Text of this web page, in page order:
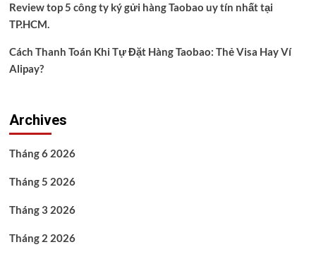
Review top 5 công ty ký gửi hàng Taobao uy tín nhất tại
TP.HCM.
Cách Thanh Toán Khi Tự Đặt Hàng Taobao: Thẻ Visa Hay Ví
Alipay?
Archives
Tháng 6 2026
Tháng 5 2026
Tháng 3 2026
Tháng 2 2026